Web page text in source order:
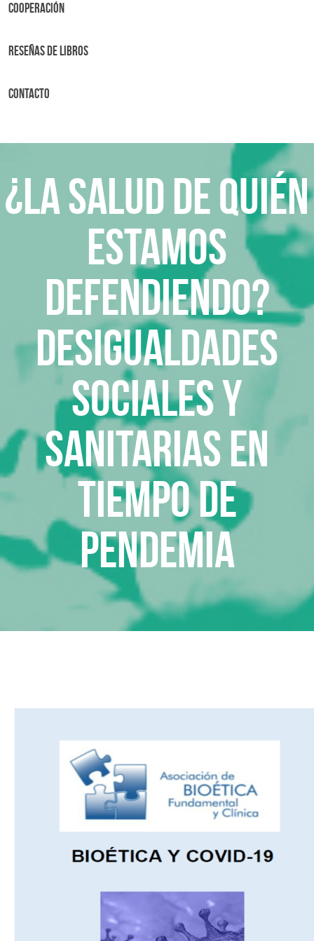
Cooperación
Reseñas de libros
Contacto
¿La salud de quién
estamos
defendiendo?
Desigualdades
sociales y
sanitarias en
tiempo de
pendemia